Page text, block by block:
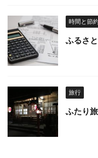
時間と節
ふるさ
旅行
ふたり